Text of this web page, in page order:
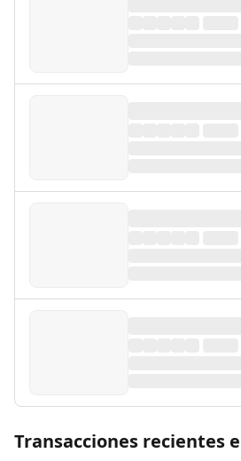
Transacciones recientes